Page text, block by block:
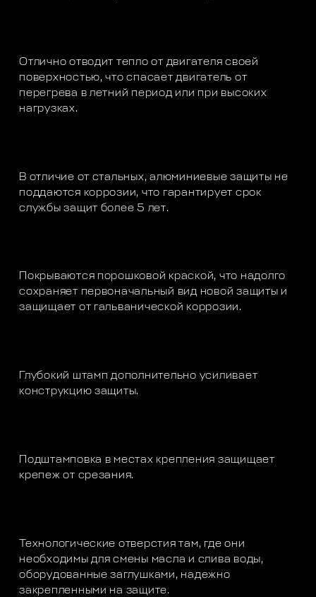
Отлично отводит тепло от двигателя своей
поверхностью, что спасает двигатель от
перегрева в летний период или при высоких
нагрузках.
В отличие от стальных, алюминиевые защиты не
поддаются коррозии, что гарантирует срок
службы защит более 5 лет.
Покрываются порошковой краской, что надолго
сохраняет первоначальный вид новой защиты и
защищает от гальванической коррозии.
Глубокий штамп дополнительно усиливает
конструкцию защиты.
Подштамповка в местах крепления защищает
крепеж от срезания.
Технологические отверстия там, где они
необходимы для смены масла и слива воды,
оборудованные заглушками, надежно
закрепленными на защите.